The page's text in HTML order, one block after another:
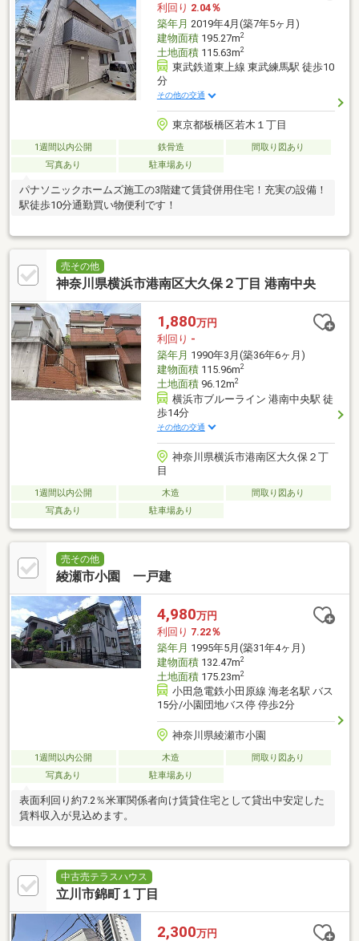
利回り 2.04％
築年月 2019年4月(築7年5ヶ月)
建物面積195.27m2
土地面積115.63m2
東武鉄道東上線 東武練馬駅 徒歩10
分
その他の交通
東京都板橋区若木１丁目
1週間以内公開 鉄骨造
間取り図あり
写真あり
駐車場あり
パナソニックホームズ施工の3階建て賃貸併用住宅！充実の設備！
駅徒歩10分通勤買い物便利です！
売その他
神奈川県横浜市港南区大久保２丁目 港南中央
1,880万円
利回り -
築年月 1990年3月(築36年6ヶ月)
建物面積115.96m2
土地面積96.12m2
横浜市ブルーライン 港南中央駅 徒
歩14分
その他の交通
神奈川県横浜市港南区大久保２丁
目
1週間以内公開 木造
間取り図あり
写真あり
駐車場あり
売その他
綾瀬市小園 一戸建
4,980万円
利回り 7.22％
築年月 1995年5月(築31年4ヶ月)
建物面積132.47m2
土地面積175.23m2
小田急電鉄小田原線 海老名駅 バス
15分/小園団地バス停 停歩2分
神奈川県綾瀬市小園
1週間以内公開 木造
間取り図あり
写真あり
駐車場あり
表面利回り約7.2％米軍関係者向け賃貸住宅として貸出中安定した
賃料収入が見込めます。
中古売テラスハウス
立川市錦町１丁目
2,300万円